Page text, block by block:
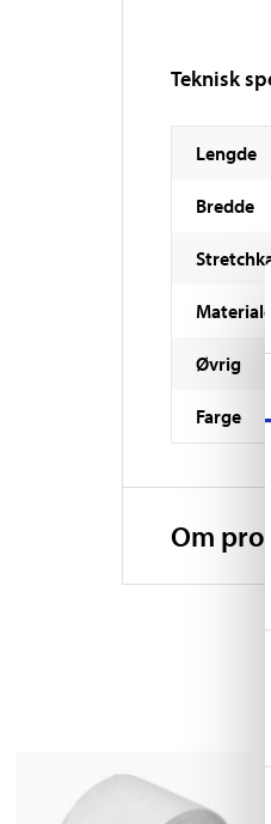
Teknisk
Lengde
Bredde
Materiale
Øvrig
Farge
Om